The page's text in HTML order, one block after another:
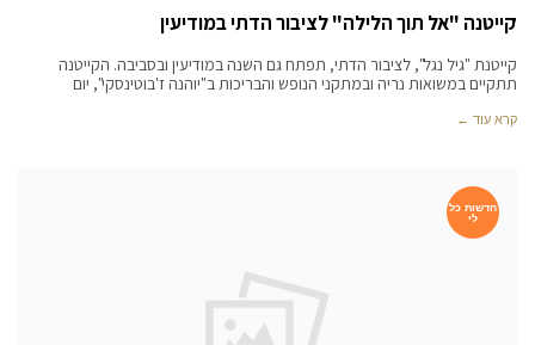
קייטנה "אל תוך הלילה" לציבור הדתי במודיעין
קייטנת "גיל נגל", לציבור הדתי, תפתח גם השנה במודיעין ובסביבה. הקייטנה
תתקיים במשואות נריה ובמתקני הנופש והבריכות ב"יוהנה ז'בוטינסקי", יום
קרא עוד ←
חדשות כל
לי